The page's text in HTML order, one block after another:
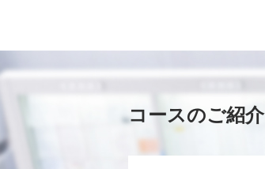
コースのご紹介